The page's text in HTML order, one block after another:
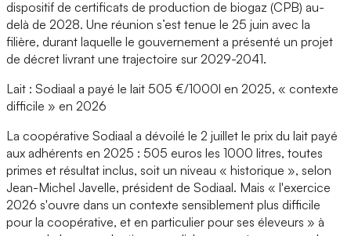
dispositif de certificats de production de biogaz (CPB) au-
delà de 2028. Une réunion s’est tenue le 25 juin avec la
filière, durant laquelle le gouvernement a présenté un projet
de décret livrant une trajectoire sur 2029-2041.
Lait : Sodiaal a payé le lait 505 €/1000l en 2025, « contexte
difficile » en 2026
La coopérative Sodiaal a dévoilé le 2 juillet le prix du lait payé
aux adhérents en 2025 : 505 euros les 1000 litres, toutes
primes et résultat inclus, soit un niveau « historique », selon
Jean-Michel Javelle, président de Sodiaal. Mais « l'exercice
2026 s'ouvre dans un contexte sensiblement plus difficile
pour la coopérative, et en particulier pour ses éleveurs » à